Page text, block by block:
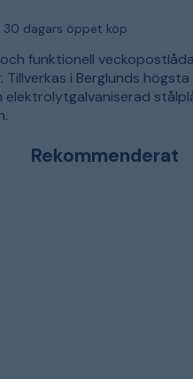
30 dagars öppet köp
funktionell
i Berglunds högsta
elektrolytgalvaniserad
Rekommenderat